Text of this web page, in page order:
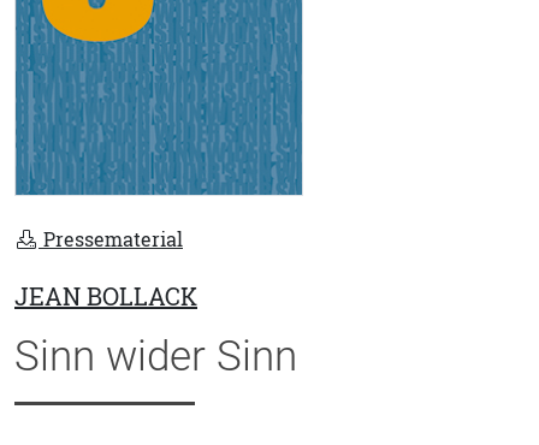
Pressematerial
JEAN BOLLACK
Sinn wider Sinn